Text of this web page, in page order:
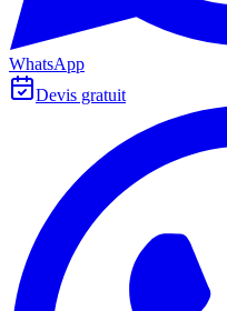
WhatsApp
Devis gratuit